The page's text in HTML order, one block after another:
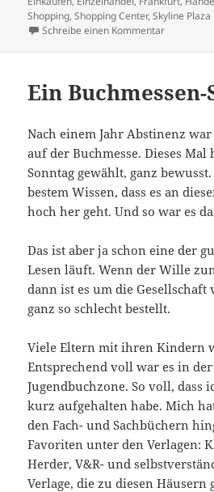
Shopping,Shopping Center,Skyline Plaza
Schreibe einen Kommentarzu
Ein
Nach einem Jahr Abstinenz
auf der Buchmesse. Dieses Mal
Sonntag gewählt, ganz
bestem Wissen, dass es an
hoch her geht. Und so war es
Das ist aber ja schon eine der
Lesen läuft. Wenn der Wille
dann ist es um die
ganz so schlecht bestellt.
Viele Eltern mit ihren Kindern
Entsprechend voll war es in
Jugendbuchzone. So voll, dass
kurz aufgehalten habe. Mich
den Fach- und Sachbüchern
Favoriten unter den Verlagen:
Herder, V&R- und
Verlage, die zu diesen Häusern